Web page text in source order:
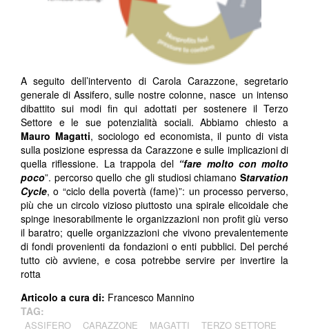
A seguito dell’intervento di Carola Carazzone, segretario
generale di Assifero, sulle nostre colonne, nasce un intenso
dibattito sui modi fin qui adottati per sostenere il Terzo
Settore e le sue potenzialità sociali. Abbiamo chiesto a
Mauro Magatti, sociologo ed economista, il punto di vista
sulla posizione espressa da Carazzone e sulle implicazioni di
quella riflessione. La trappola del “fare molto con molto
poco”. percorso quello che gli studiosi chiamano Starvation
Cycle, o “ciclo della povertà (fame)”: un processo perverso,
più che un circolo vizioso piuttosto una spirale elicoidale che
spinge inesorabilmente le organizzazioni non profit giù verso
il baratro; quelle organizzazioni che vivono prevalentemente
di fondi provenienti da fondazioni o enti pubblici. Del perché
tutto ciò avviene, e cosa potrebbe servire per invertire la
rotta
Articolo a cura di: Francesco Mannino
TAG:
ASSIFERO CARAZZONE MAGATTI TERZO SETTORE